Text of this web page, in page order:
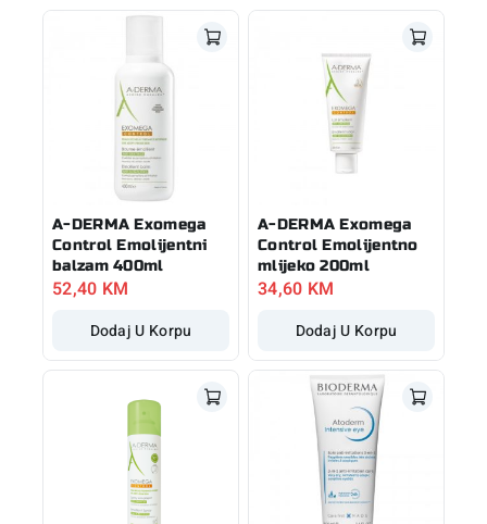
A-DERMA Exomega
Control Emolijentni
balzam 400ml
52,40 KM
Dodaj U Korpu
A-DERMA Exomega
Control Emolijentno
mlijeko 200ml
34,60 KM
Dodaj U Korpu